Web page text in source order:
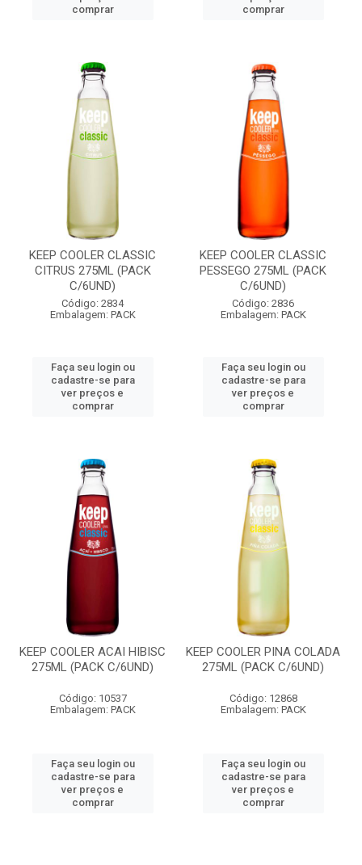
comprar
comprar
KEEP COOLER CLASSIC
CITRUS 275ML (PACK
C/6UND)
Código: 2834
Embalagem: PACK
Faça seu login ou
cadastre-se para
ver preços e
comprar
KEEP COOLER CLASSIC
PESSEGO 275ML (PACK
C/6UND)
Código: 2836
Embalagem: PACK
Faça seu login ou
cadastre-se para
ver preços e
comprar
KEEP COOLER ACAI HIBISC
275ML (PACK C/6UND)
Código: 10537
Embalagem: PACK
Faça seu login ou
cadastre-se para
ver preços e
comprar
KEEP COOLER PINA COLADA
275ML (PACK C/6UND)
Código: 12868
Embalagem: PACK
Faça seu login ou
cadastre-se para
ver preços e
comprar